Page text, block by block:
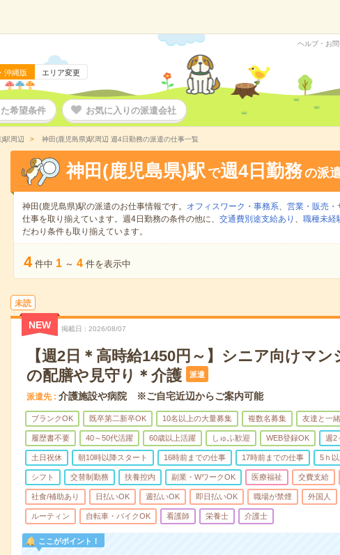
沖縄版 エリア変更
ヘルプ・お
希望条件 お気に入りの派遣会社
駅周辺 神田(鹿児島県)駅周辺 週4日勤務の派遣の仕事一覧
神田(鹿児島県)駅 で週4日勤務の派
神田(鹿児島県)駅の派遣のお仕事情報です。 オフィスワーク・事務系、 営業・販売・
仕事を取り揃えています。週4日勤務の条件の他に、 交通費別途支給あり 、 職種未経
だわり条件も取り揃えています。
4 件中 1 ～ 4 件を表示中
未読
NEW 掲載日 2026/08/07
【週2日＊高時給1450円～】シニア向けマ
の配膳や見守り＊介護
派遣
派遣先 介護施設や病院 ※ご自宅近辺からご案内可能
ブランクOK 既卒第二新卒OK 10名以上の大量募集 複数名募集 友達と一
履歴書不要 40～50代活躍 60歳以上活躍 しゅふ歓迎 WEB登録OK 週2
土日祝休 朝10時以降スタート 16時前までの仕事 17時前までの仕事 5ｈ
シフト 交替制勤務 扶養控内 副業・WワークOK 医療福祉 交費支給
社食/補助あり 日払いOK 週払いOK 即日払いOK 職場が禁煙 外国人
ルーティン 自転車・バイクOK 看護師 栄養士 介護士
ここがポイント！